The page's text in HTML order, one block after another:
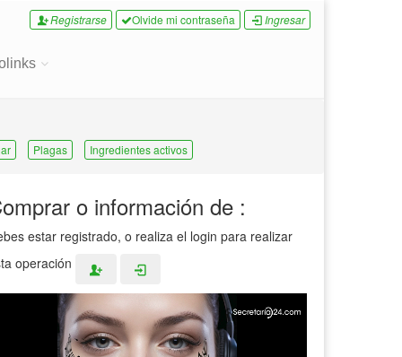
Registrarse Olvide mi contraseña Ingresar
Plagas Ingredientes activos
o información de :
estar registrado, o realiza el login para realizar
operación